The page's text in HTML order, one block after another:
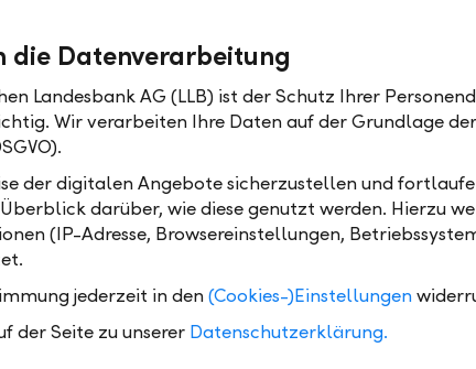
banking (CHF / EUR)
Issue invoices (eBill, QR bill,
LiPay)
Interfaces (EBICS, LLB Connect)
Liquidity management
Fixed-term and time deposits
die Datenverarbeitung
Landesbank AG (LLB) ist der Schutz Ihrer
Wir verarbeiten Ihre Daten auf der Grundlage
der digitalen Angebote sicherzustellen und
darüber, wie diese genutzt werden. Hierzu
(IP-Adresse, Browsereinstellungen,
jederzeit in den(Cookies-)Einstellungen
der Seite zu unserer Datenschutzerklärung.